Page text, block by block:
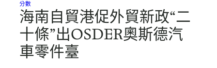
分數
海南自貿港促外貿新政“二
十條”出OSDER奧斯德汽
車零件臺